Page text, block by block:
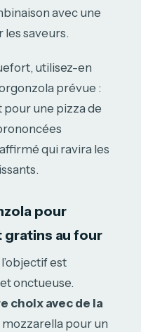
avec une
saveurs.
utilisez-en
prévue :
une pizza de
qui ravira les
pour
gratins au four
est
onctueuse.
choix avec de la
pour un